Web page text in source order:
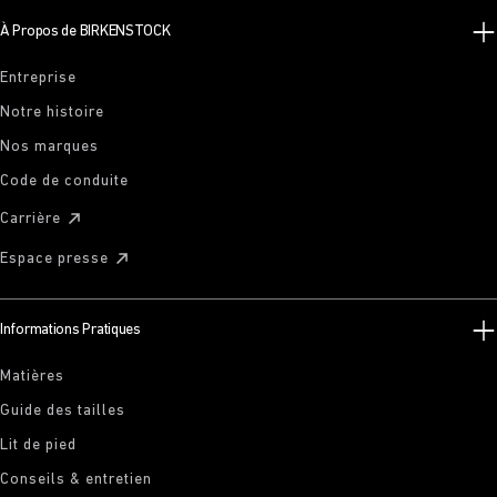
À Propos de BIRKENSTOCK
Entreprise
Notre histoire
Nos marques
Code de conduite
Carrière
Espace presse
Informations Pratiques
Matières
Guide des tailles
Lit de pied
Conseils & entretien